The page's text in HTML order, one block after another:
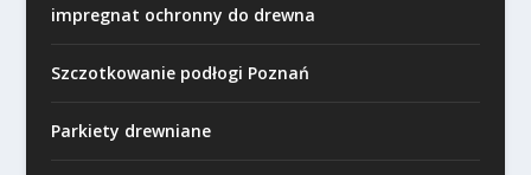
impregnat ochronny do drewna
Szczotkowanie podłogi Poznań
Parkiety drewniane